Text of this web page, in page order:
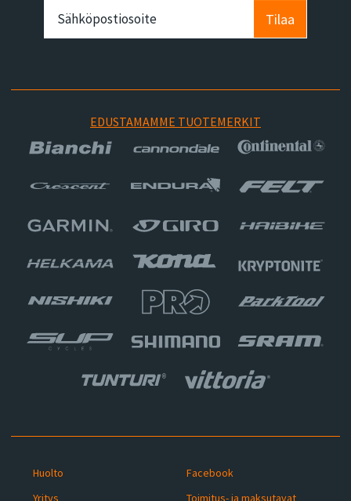
Tilaa
EDUSTAMAMME TUOTEMERKIT
Huolto
Yritys
Facebook
Toimitus- ja maksutavat